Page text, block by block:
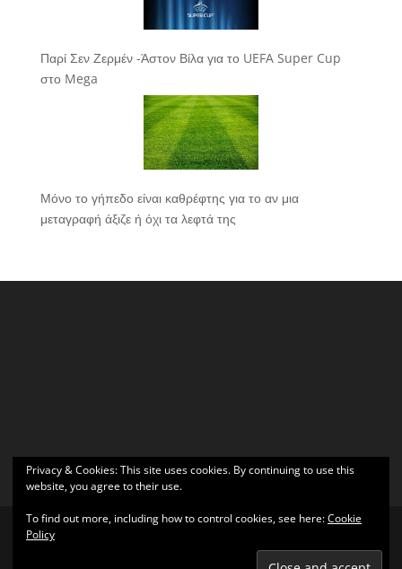
Παρί Σεν Ζερμέν -Άστον Βίλα για το UEFA Super Cup
στο Mega
Μόνο το γήπεδο είναι καθρέφτης για το αν μια
μεταγραφή άξιζε ή όχι τα λεφτά της
| Υποστηρίζεται από
Privacy & Cookies: This site uses cookies. By continuing to use this
website, you agree to their use.
To find out more, including how to control cookies, see here:Cookie
Policy